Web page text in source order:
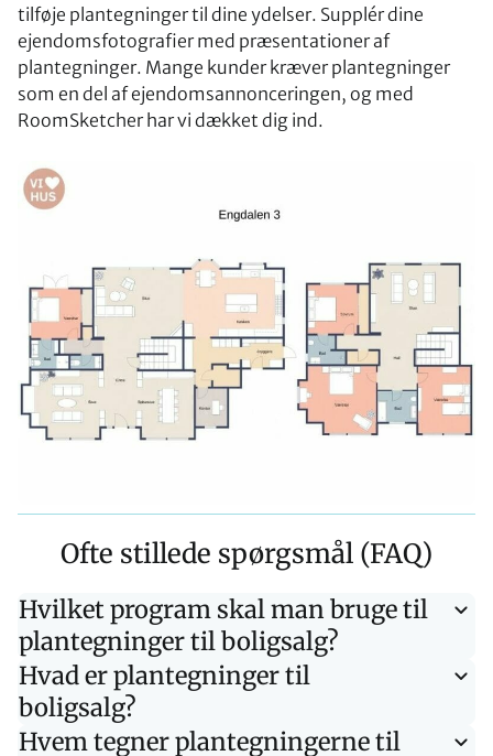
tilføje plantegninger til dine ydelser. Supplér dine
ejendomsfotografier med præsentationer af
plantegninger. Mange kunder kræver plantegninger
som en del af ejendomsannonceringen, og med
RoomSketcher har vi dækket dig ind.
Ofte stillede spørgsmål (FAQ)
Hvilket program skal man bruge til
plantegninger til boligsalg?
Hvad er plantegninger til
boligsalg?
Hvem tegner plantegningerne til